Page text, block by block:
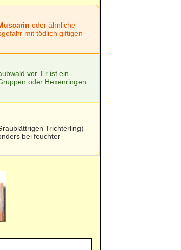
oder ähnliche
mit tödlich giftigen
vor. Er ist ein
oder Hexenringen
Trichterling)
bei feuchter